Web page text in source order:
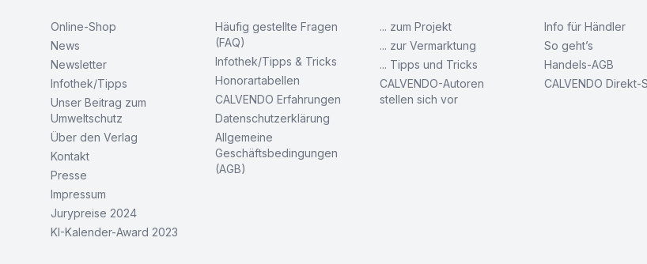
Online-Shop
News
Newsletter
Infothek/Tipps
Unser Beitrag zum
Umweltschutz
Über den Verlag
Kontakt
Presse
Impressum
Jurypreise 2024
KI-Kalender-Award 2023
Häufig gestellte Fragen
(FAQ)
Infothek/Tipps & Tricks
Honorartabellen
CALVENDO Erfahrungen
Datenschutzerklärung
Allgemeine
Geschäftsbedingungen
(AGB)
... zum Projekt
... zur Vermarktung
... Tipps und Tricks
CALVENDO-Autoren
stellen sich vor
Info für Händler
So geht’s
Handels-AGB
CALVENDO Direkt-